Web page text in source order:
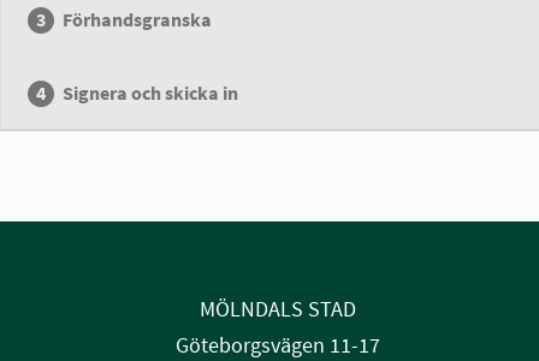
Förhandsgranska
Signera och skicka in
MÖLNDALS STAD
Göteborgsvägen 11-17